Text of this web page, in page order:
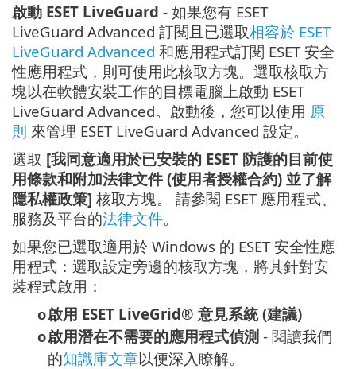
啟動 ESET LiveGuard - 如果您有 ESET
LiveGuard Advanced 訂閱且已選取相容於 ESET
LiveGuard Advanced 和應用程式訂閱 ESET 安全
性應用程式，則可使用此核取方塊。選取核取方
塊以在軟體安裝工作的目標電腦上啟動 ESET
LiveGuard Advanced。啟動後，您可以使用 原
則 來管理 ESET LiveGuard Advanced 設定。
選取 [我同意適用於已安裝的 ESET 防護的目前使
用條款和附加法律文件 (使用者授權合約) 並了解
隱私權政策] 核取方塊。 請參閱 ESET 應用程式、
服務及平台的法律文件。
如果您已選取適用於 Windows 的 ESET 安全性應
用程式：選取設定旁邊的核取方塊，將其針對安
裝程式啟用：
o啟用 ESET LiveGrid® 意見系統 (建議)
o啟用潛在不需要的應用程式偵測 - 閱讀我們
的知識庫文章以便深入瞭解。